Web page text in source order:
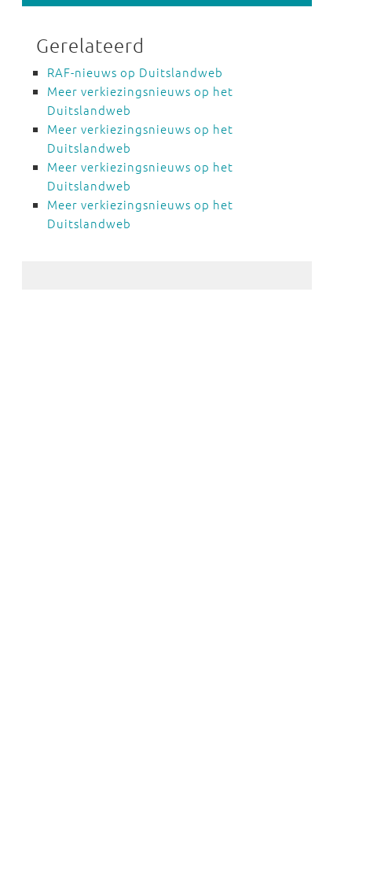
Gerelateerd
RAF-nieuws op Duitslandweb
Meer verkiezingsnieuws op het
Duitslandweb
Meer verkiezingsnieuws op het
Duitslandweb
Meer verkiezingsnieuws op het
Duitslandweb
Meer verkiezingsnieuws op het
Duitslandweb